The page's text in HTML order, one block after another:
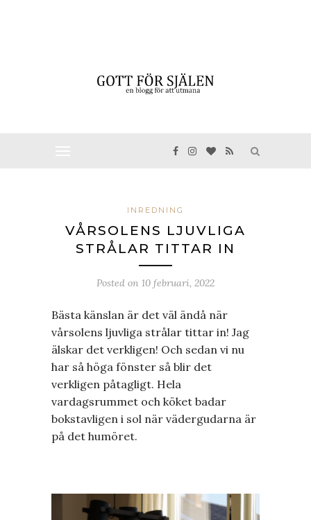
INREDNING
VÅRSOLENS LJUVLIGA
STRÅLAR TITTAR IN
Posted on 10 februari, 2022
Bästa känslan är det väl ändå när
vårsolens ljuvliga strålar tittar in! Jag
älskar det verkligen! Och sedan vi nu
har så höga fönster så blir det
verkligen påtagligt. Hela
vardagsrummet och köket badar
bokstavligen i sol när vädergudarna är
på det humöret.